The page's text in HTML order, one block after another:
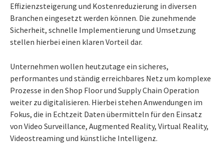
Effizienzsteigerung und Kostenreduzierung in diversen
Branchen eingesetzt werden können. Die zunehmende
Sicherheit, schnelle Implementierung und Umsetzung
stellen hierbei einen klaren Vorteil dar.
Unternehmen wollen heutzutage ein sicheres,
performantes und ständig erreichbares Netz um komplexe
Prozesse in den Shop Floor und Supply Chain Operation
weiter zu digitalisieren. Hierbei stehen Anwendungen im
Fokus, die in Echtzeit Daten übermitteln für den Einsatz
von Video Surveillance, Augmented Reality, Virtual Reality,
Videostreaming und künstliche Intelligenz.